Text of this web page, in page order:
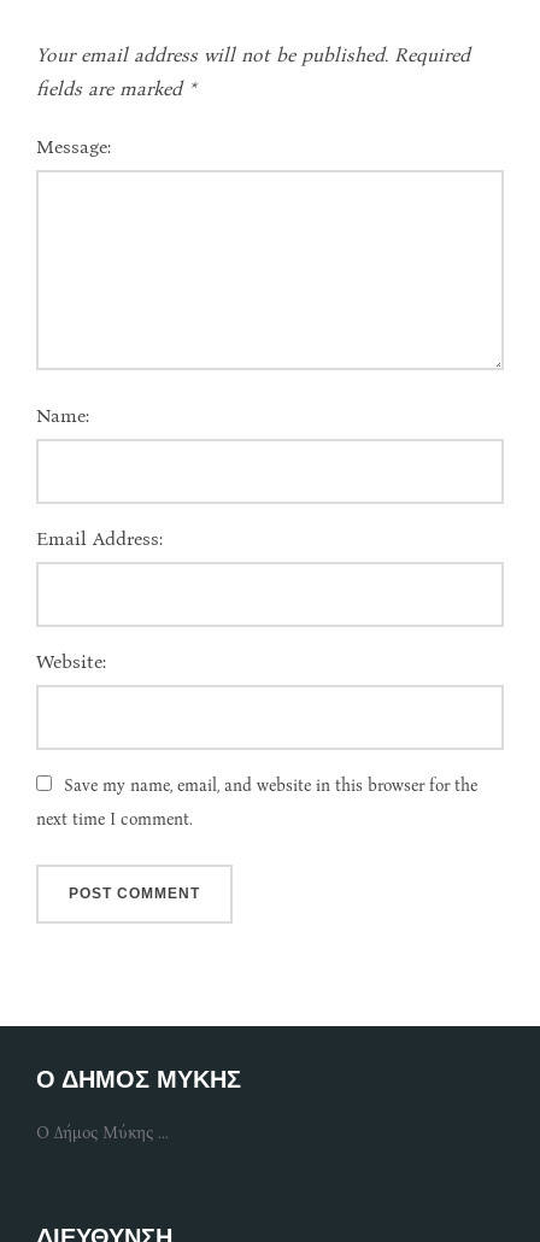
Your email address will not be published. Required
fields are marked *
Message:
Name:
Email Address:
Website:
Save my name, email, and website in this browser for the
next time I comment.
Ο ΔΗΜΟΣ ΜΥΚΗΣ
Ο Δήμος Μύκης ...